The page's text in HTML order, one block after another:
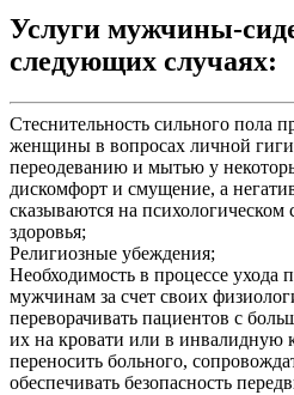
Услуги мужчины-
следующих случаях:
Стеснительность сильного пола
женщины в вопросах личной
переодеванию и мытью у
дискомфорт и смущение, а
сказываются на психологическом
здоровья;
Религиозные убеждения;
Необходимость в процессе ухода
мужчинам за счет своих
переворачивать пациентов с
их на кровати или в инвалидную
переносить больного,
обеспечивать безопасность